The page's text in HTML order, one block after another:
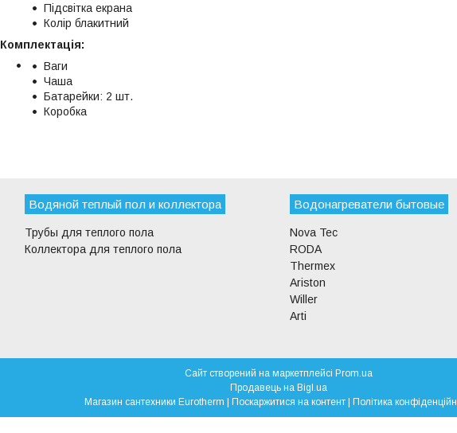
Підсвітка екрана
Колір блакитний
Комплектація:
Ваги
Чаша
Батарейки: 2 шт.
Коробка
Водяной теплый пол и коллектора
Трубы для теплого пола
Коллектора для теплого пола
Водонагреватели бытовые
Nova Tec
RODA
Thermex
Ariston
Willer
Arti
Сайт створений на маркетплейсі Prom.ua
Продавець на Bigl.ua
Магазин сантехники Eurotherm | Поскаржитися на контент | Політика